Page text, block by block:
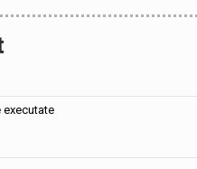
executate